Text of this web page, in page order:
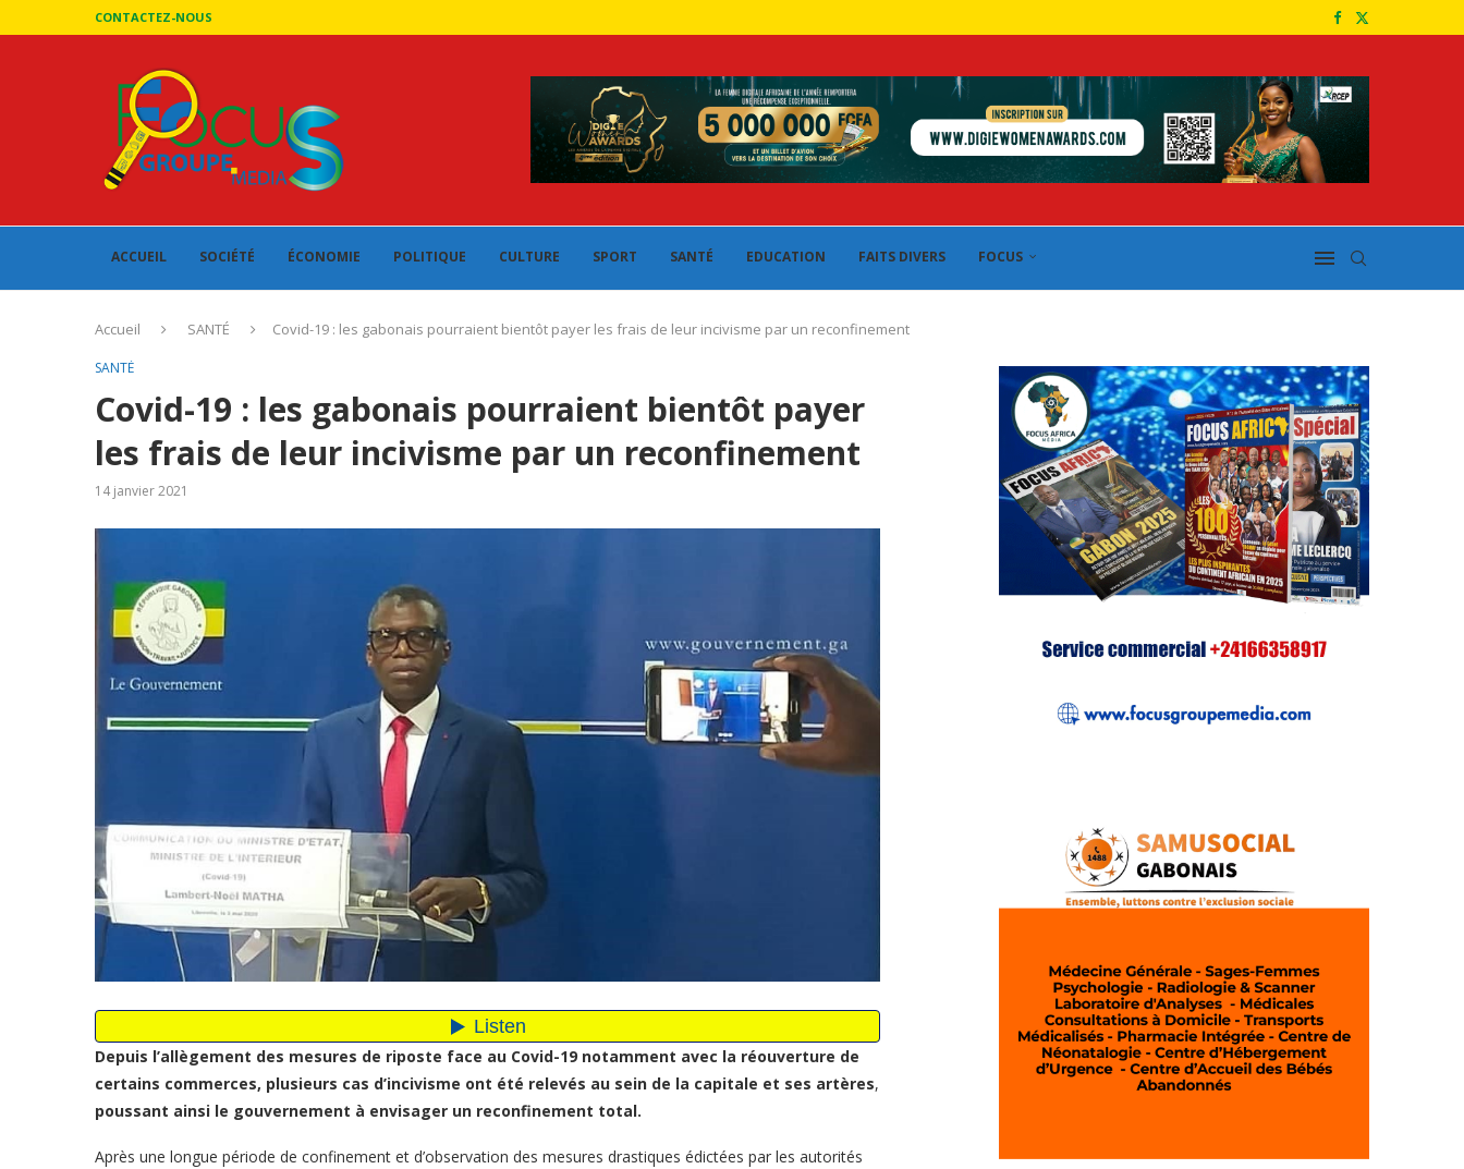
CONTACTEZ-NOUS
ACCUEIL SOCIÉTÉ ÉCONOMIE POLITIQUE CULTURE SPORT SANTÉ EDUCATION FAITS DIVERS FOCUS
Accueil SANTÉ Covid-19 : les gabonais pourraient bientôt payer les frais de leur incivisme par un reconfinement
SANTÉ
Covid-19 : les gabonais pourraient bientôt payer
les frais de leur incivisme par un reconfinement
14 janvier 2021
Depuis l’allègement des mesures de riposte face au Covid-19 notamment avec la réouverture de
certains commerces, plusieurs cas d’incivisme ont été relevés au sein de la capitale et ses artères,
poussant ainsi le gouvernement à envisager un reconfinement total.
Après une longue période de confinement et d’observation des mesures drastiques édictées par les autorités